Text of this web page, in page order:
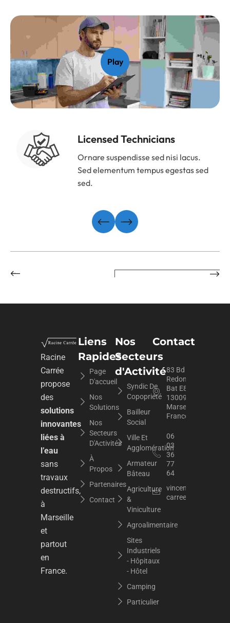
Play
Licensed Technicians
Ornare suspendisse sed nisi lacus.
Sed elementum tempus egestas sed
sed.
Racine
Carrée
propose
des
solutions
innovantes
liées à
l’eau
sans
travaux
destructifs,
à
Marseille
et
partout
en
France.
Liens
Rapides
Page
D'accueil
Nos
Solutions
Nos
Secteurs
D'Activités
À
Propos
Partenaires
Contact
Nos
Secteurs
d'Activité
Syndic De
Copopriété
Bailleur
Social
Ville Et
Agglomération
Armateur
Bâteau
Agriculture
&
Viniculture
Agroalimentaire
Sites
Industriels
- Hôpitaux
- Hôtel
Camping
Particulier
Contact
83 Bd du
Redon
Bat E8,
13009
Marseille,
France
06
03
36
77
64
carree.org